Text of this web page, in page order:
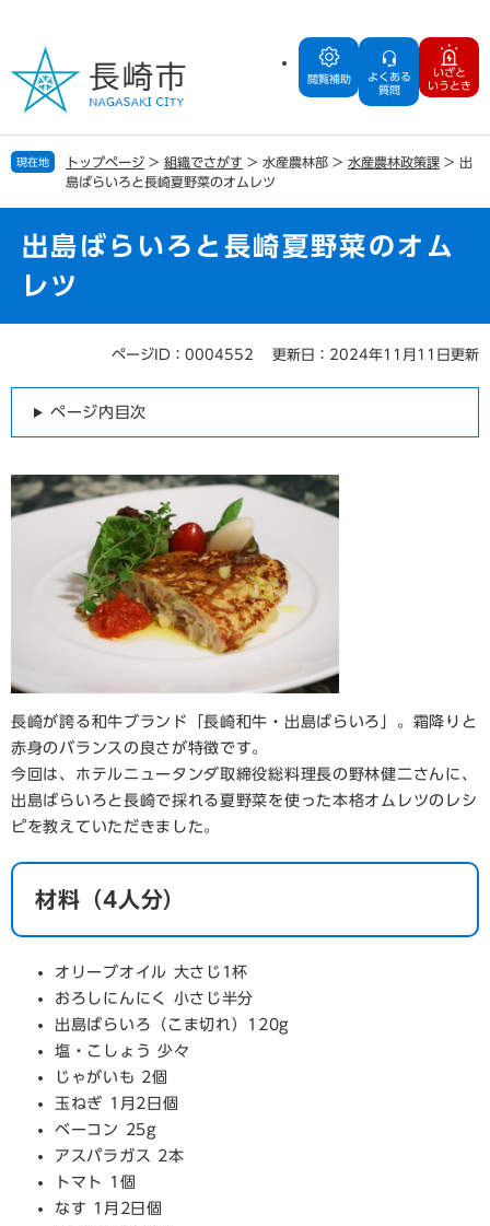
の
で
す
ー
ば
し
閲覧補助
よくある
質問
いざと
いうとき
現在地 トップページ > 組織でさがす > 水産農林部 > 水産農林政策課 > 出
島ばらいろと長崎夏野菜のオムレツ
出島ばらいろと長崎夏野菜のオム
レツ
ページID：0004552 更新日：2024年11月11日更新
ページ内目次
長崎が誇る和牛ブランド「長崎和牛・出島ばらいろ」。霜降りと
赤身のバランスの良さが特徴です。
今回は、ホテルニュータンダ取締役総料理長の野林健二さんに、
出島ばらいろと長崎で採れる夏野菜を使った本格オムレツのレシ
ピを教えていただきました。
材料（4人分）
オリーブオイル 大さじ1杯
おろしにんにく 小さじ半分
出島ばらいろ（こま切れ）120g
塩・こしょう 少々
じゃがいも 2個
玉ねぎ 1月2日個
ベーコン 25g
アスパラガス 2本
トマト 1個
なす 1月2日個